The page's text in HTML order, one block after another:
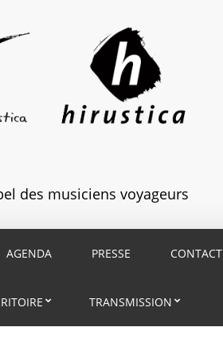
des musiciens voyageurs
AGENDA PRESSE CONTACT
TRANSMISSION